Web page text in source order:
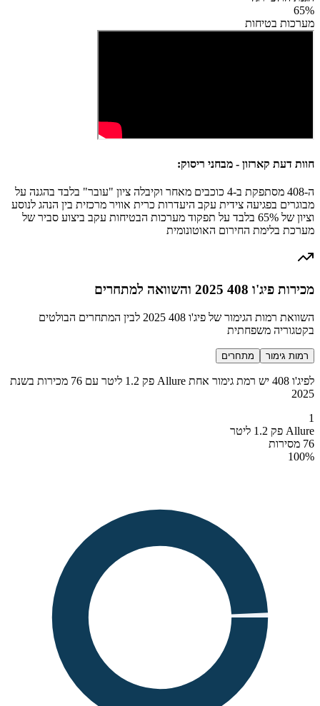
65%
מערכות בטיחות
חוות דעת קארזון - מבחני ריסוק:
ה-408 מסתפקת ב-4 כוכבים מאחר וקיבלה ציון "עובר" בלבד בהגנה על
מבוגרים בפגיעה צידית עקב היעדרות כרית אוויר מרכזית בין הנהג לנוסע
וציון של 65% בלבד על תפקוד מערכות הבטיחות עקב ביצוע סביר של
מערכת בלימת החירום האוטונומית
מכירות פיג'ו 408 2025 והשוואה למתחרים
השוואת רמות הגימור של פיג'ו 408 2025 לבין המתחרים הבולטים
בקטגוריה משפחתית
רמות גימור מתחרים
לפיג'ו 408 יש רמת גימור אחת Allure פק 1.2 ליטר עם 76 מכירות בשנת
2025
1
Allure פק 1.2 ליטר
76 מסירות
100%